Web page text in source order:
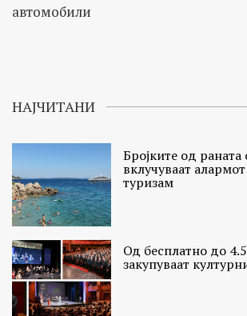
автомобили
НАЈЧИТАНИ
Бројките од раната
вклучуваат
туризам
Од бесплатно до
закупуваат